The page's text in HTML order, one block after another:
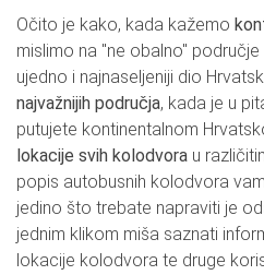
Očito je kako, kada kažemo
mislimo na "ne obalno"
ujedno i najnaseljeniji dio
najvažnijih područja, kada je u
putujete kontinentalnom
lokacije svih kolodvora u
popis autobusnih kolodvora
jedino što trebate napraviti je
jednim klikom miša saznati
lokacije kolodvora te druge